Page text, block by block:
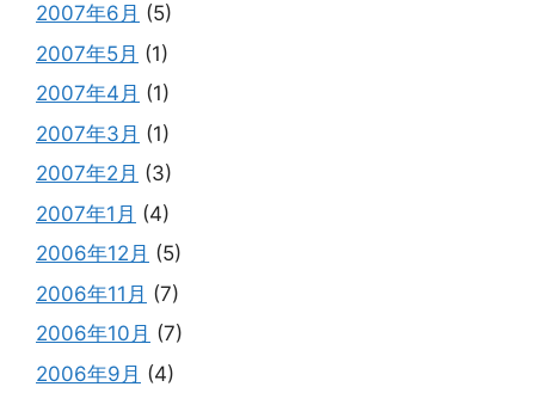
2007年6月 (5)
2007年5月 (1)
2007年4月 (1)
2007年3月 (1)
2007年2月 (3)
2007年1月 (4)
2006年12月 (5)
2006年11月 (7)
2006年10月 (7)
2006年9月 (4)